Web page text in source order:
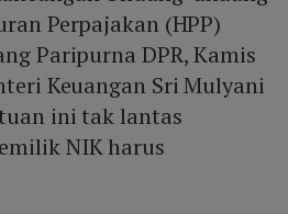
Perpajakan (HPP)
Paripurna DPR, Kamis
Keuangan Sri Mulyani
ini tak lantas
NIK harus